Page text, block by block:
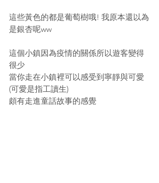
這些黃色的都是葡萄樹哦! 我原本還以為
是銀杏呢ww
這個小鎮因為疫情的關係所以遊客變得
很少
當你走在小鎮裡可以感受到寧靜與可愛
(可愛是指工讀生)
頗有走進童話故事的感覺